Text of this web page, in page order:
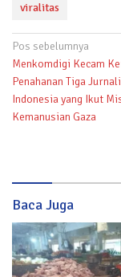
viralitas
Navigasi
pos
Pos sebelumnya
Menkomdigi Kecam
Penahanan Tiga
Indonesia yang Ikut
Kemanusian Gaza
Baca Juga